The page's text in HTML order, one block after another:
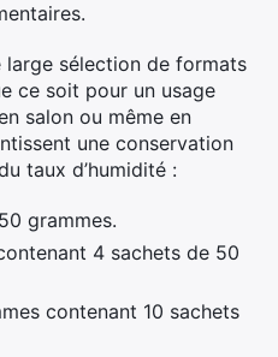
large sélection de formats
ce soit pour un usage
salon ou même en
une conservation
taux d’humidité :
grammes.
4 sachets de 50
contenant 10 sachets